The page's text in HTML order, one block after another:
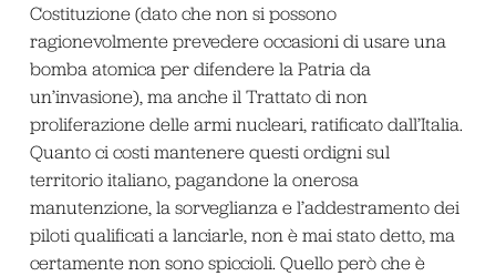
Costituzione (dato che non si possono
ragionevolmente prevedere occasioni di usare una
bomba atomica per difendere la Patria da
un’invasione), ma anche il Trattato di non
proliferazione delle armi nucleari, ratificato dall’Italia.
Quanto ci costi mantenere questi ordigni sul
territorio italiano, pagandone la onerosa
manutenzione, la sorveglianza e l’addestramento dei
piloti qualificati a lanciarle, non è mai stato detto, ma
certamente non sono spiccioli. Quello però che è